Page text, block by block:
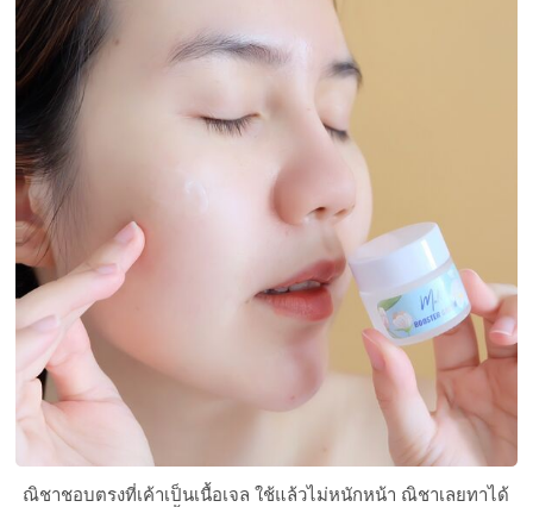
ณิชาชอบตรงที่เค้าเป็นเนื้อเจล ใช้แล้วไม่หนักหน้า ณิชาเลยทาได้